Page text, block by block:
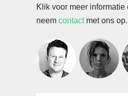
Klik voor meer
neem contactmet ons op.